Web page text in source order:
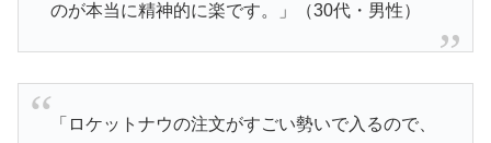
のが本当に精神的に楽です。」（30代・男性）
「ロケットナウの注文がすごい勢いで入るので、